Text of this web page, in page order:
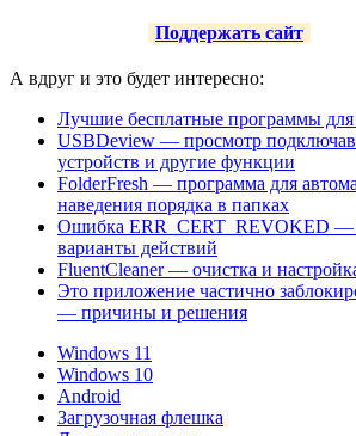
Поддержать сайт
А вдруг и это будет интересно:
Лучшие бесплатные программы
USBDeview — просмотр
устройств и другие функции
FolderFresh — программа для
наведения порядка в папках
Ошибка ERR_CERT_REVOKED —
варианты действий
FluentCleaner — очистка и
Это приложение частично
— причины и решения
Windows 11
Windows 10
Android
Загрузочная флешка